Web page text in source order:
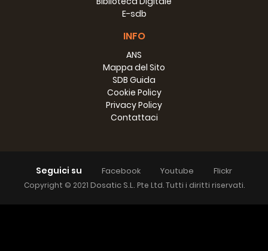
E-sdb
INFO
ANS
Mappa del Sito
SDB Guida
Cookie Policy
Privacy Policy
Contattaci
Seguici su Facebook Youtube Flickr
Copyright © 2021 Dosatic S.L. Pte Ltd. Tutti i diritti riservati.